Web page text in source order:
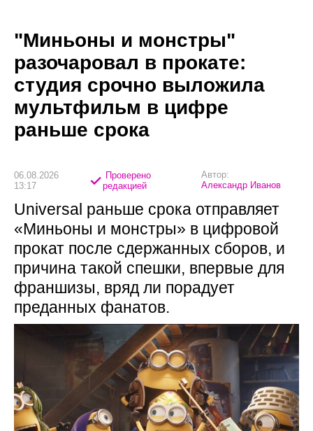
"Миньоны и монстры"
разочаровал в прокате:
студия срочно выложила
мультфильм в цифре
раньше срока
06.08.2026
13:17
Проверено
редакцией
Автор:
Александр Иванов
Universal раньше срока отправляет
«Миньоны и монстры» в цифровой
прокат после сдержанных сборов, и
причина такой спешки, впервые для
франшизы, вряд ли порадует
преданных фанатов.